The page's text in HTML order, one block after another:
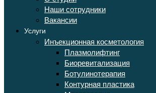
Наши сотрудники
Вакансии
Услуги
Инъекционная косметология
Плазмолифтинг
Биоревитализация
Ботулинотерапия
Контурная пластика